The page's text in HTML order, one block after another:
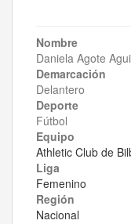
Nombre
Daniela Agote
Demarcación
Delantero
Deporte
Fútbol
Equipo
Athletic Club de
Liga
Femenino
Región
Nacional